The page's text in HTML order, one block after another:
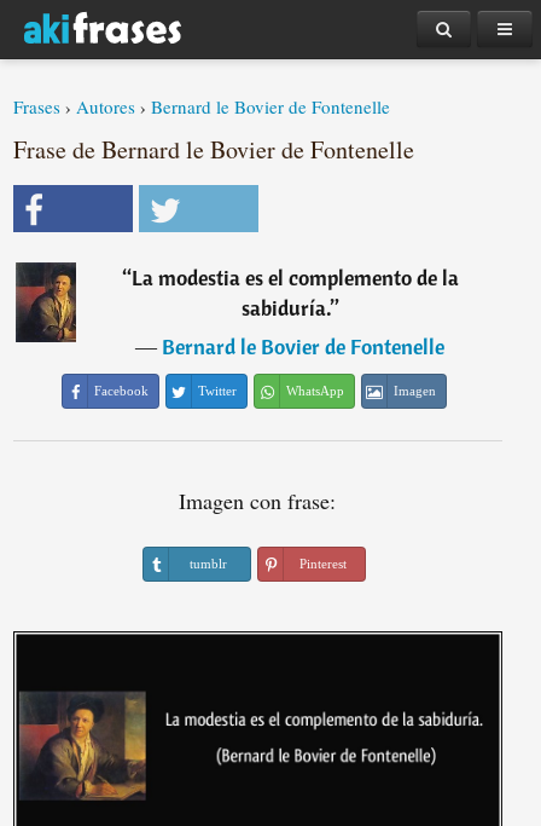
Frases ›Autores ›Bernard le Bovier de Fontenelle
Frase de Bernard le Bovier de Fontenelle
“La modestia es el complemento de la
sabiduría.”
―Bernard le Bovier de Fontenelle
Facebook Twitter WhatsApp Imagen
Imagen con frase:
tumblr Pinterest